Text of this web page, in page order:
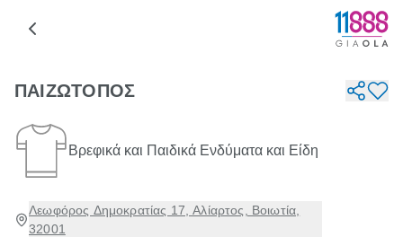
ΠΑΙΖΩΤΟΠΟΣ
Βρεφικά και Παιδικά Ενδύματα και Είδη
Λεωφόρος Δημοκρατίας 17, Αλίαρτος, Βοιωτία,
32001